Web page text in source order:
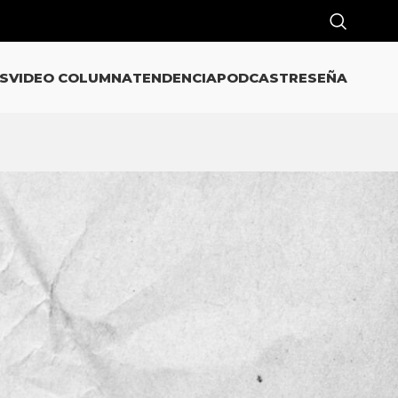
VIDEO COLUMNATENDENCIAPODCASTRESEÑA